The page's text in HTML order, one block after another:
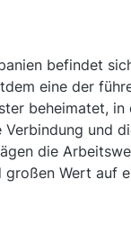
befindet
eine der
beheimatet,
und
die
Wert auf